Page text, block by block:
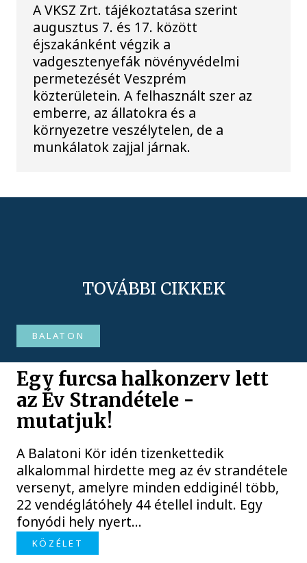
A VKSZ Zrt. tájékoztatása szerint
augusztus 7. és 17. között
éjszakánként végzik a
vadgesztenyefák növényvédelmi
permetezését Veszprém
közterületein. A felhasznált szer az
emberre, az állatokra és a
környezetre veszélytelen, de a
munkálatok zajjal járnak.
TOVÁBBI CIKKEK
BALATON
Egy furcsa halkonzerv lett
az Év Strandétele -
mutatjuk!
A Balatoni Kör idén tizenkettedik
alkalommal hirdette meg az év strandétele
versenyt, amelyre minden eddiginél több,
22 vendéglátóhely 44 étellel indult. Egy
fonyódi hely nyert...
KÖZÉLET